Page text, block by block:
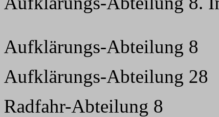
Aufklärungs-Abteilung 8
Aufklärungs-Abteilung 28
Radfahr-Abteilung 8